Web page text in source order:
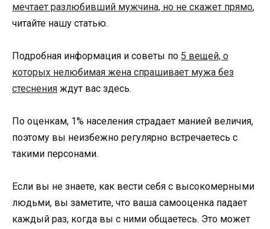
мечтает разлюбивший мужчина, но не скажет прямо,
читайте нашу статью.
Подробная информация и советы по 5 вещей, о
которых нелюбимая жена спрашивает мужа без
стеснения ждут вас здесь.
По оценкам, 1% населения страдает манией величия,
поэтому вы неизбежно регулярно встречаетесь с
такими персонами.
Если вы не знаете, как вести себя с высокомерными
людьми, вы заметите, что ваша самооценка падает
каждый раз, когда вы с ними общаетесь. Это может